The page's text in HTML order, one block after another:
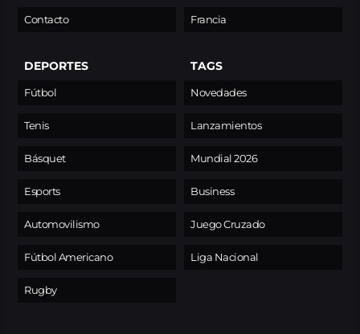
Contacto Francia
DEPORTES
Fútbol
Tenis
Básquet
Esports
Automovilismo
Fútbol Americano
Rugby
TAGS
Novedades
Lanzamientos
Mundial 2026
Business
Juego Cruzado
Liga Nacional